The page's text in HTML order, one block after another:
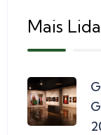
Mais